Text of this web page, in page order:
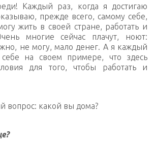
Каждый раз, когда я достигаю
прежде всего, самому себе,
жить в своей стране, работать и
многие сейчас плачут, ноют:
не могу, мало денег. А я каждый
на своем примере, что здесь
для того, чтобы работать и
вопрос: какой вы дома?